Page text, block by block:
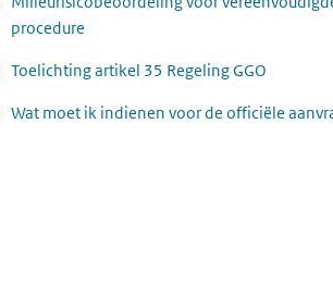
procedure
Toelichting artikel 35 Regeling GGO
Wat moet ik indienen voor de officiële